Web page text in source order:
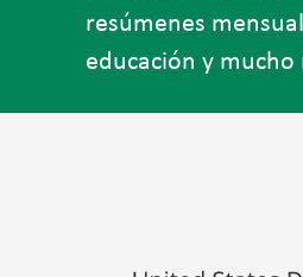
resúmenes
educación y mucho